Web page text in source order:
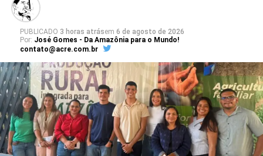
PUBLICADO 3 horas atrásem 6 de agosto de 2026
Por: José Gomes - Da Amazônia para o Mundo!
contato@acre.com.br